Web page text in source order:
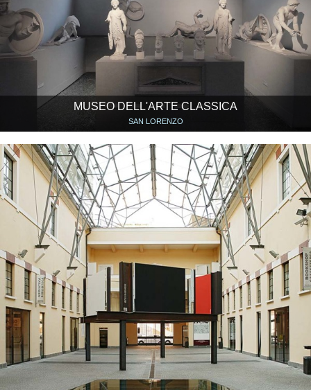
MUSEO DELL'ARTE CLASSICA
SAN LORENZO